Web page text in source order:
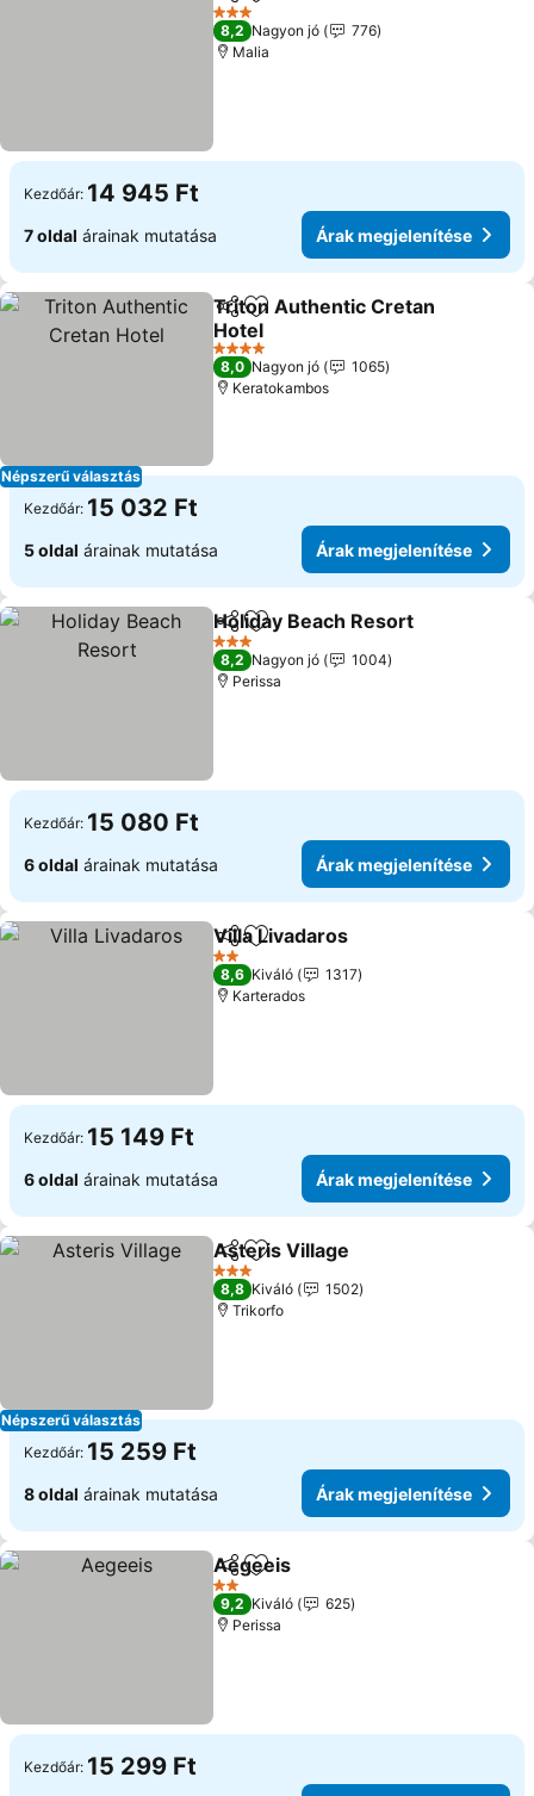
3 Kategória
8,2 Nagyon jó
776
Malia
Kezdőár: 14 945 Ft
7 oldal árainak mutatása Árak megjelenítése
Népszerű választás
Megosztás
Hozzáadás a kedvencekhez
Triton Authentic Cretan
Hotel
4 Kategória
8,0 Nagyon jó
1065
Keratokambos
Kezdőár: 15 032 Ft
5 oldal árainak mutatása Árak megjelenítése
Megosztás
Hozzáadás a kedvencekhez
Holiday Beach Resort
3 Kategória
8,2 Nagyon jó
1004
Perissa
Kezdőár: 15 080 Ft
6 oldal árainak mutatása Árak megjelenítése
Megosztás
Hozzáadás a kedvencekhez
Villa Livadaros
2 Kategória
8,6 Kiváló
1317
Karterados
Kezdőár: 15 149 Ft
6 oldal árainak mutatása Árak megjelenítése
Népszerű választás
Megosztás
Hozzáadás a kedvencekhez
Asteris Village
3 Kategória
8,8 Kiváló
1502
Trikorfo
Kezdőár: 15 259 Ft
8 oldal árainak mutatása Árak megjelenítése
MegosztásHozzáadás a kedvencekhez
Aegeeis
2 Kategória
9,2 Kiváló
625
Perissa
Kezdőár: 15 299 Ft